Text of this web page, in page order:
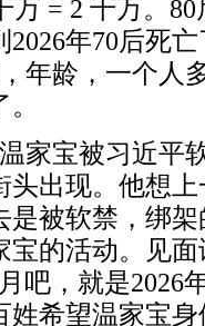
万 = 2 千万。 80
2026年70后死亡
年龄，一个人
家宝被习近平
头出现。他想
是被软禁，绑
的活动。见
吧，就是2026
姓希望温家宝